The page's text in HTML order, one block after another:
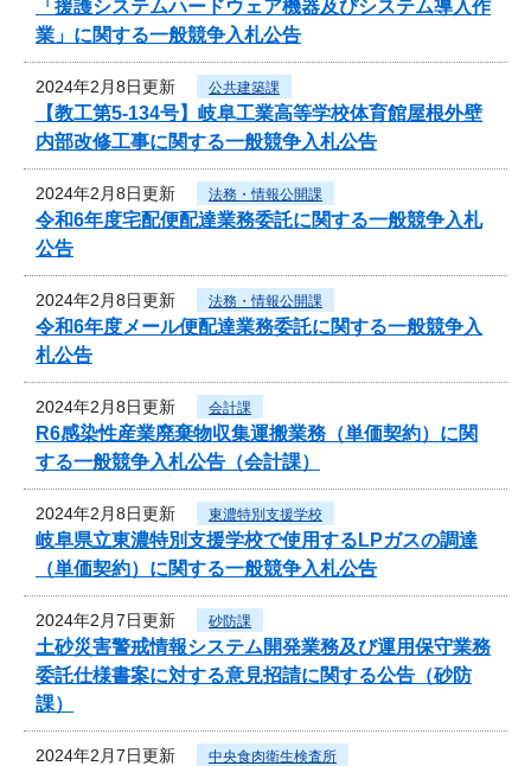
「援護システムハードウェア機器及びシステム導入作
業」に関する一般競争入札公告
2024年2月8日更新 公共建築課
【教工第5-134号】岐阜工業高等学校体育館屋根外壁
内部改修工事に関する一般競争入札公告
2024年2月8日更新 法務・情報公開課
令和6年度宅配便配達業務委託に関する一般競争入札
公告
2024年2月8日更新 法務・情報公開課
令和6年度メール便配達業務委託に関する一般競争入
札公告
2024年2月8日更新 会計課
R6感染性産業廃棄物収集運搬業務（単価契約）に関
する一般競争入札公告（会計課）
2024年2月8日更新 東濃特別支援学校
岐阜県立東濃特別支援学校で使用するLPガスの調達
（単価契約）に関する一般競争入札公告
2024年2月7日更新 砂防課
土砂災害警戒情報システム開発業務及び運用保守業務
委託仕様書案に対する意見招請に関する公告（砂防
課）
2024年2月7日更新 中央食肉衛生検査所